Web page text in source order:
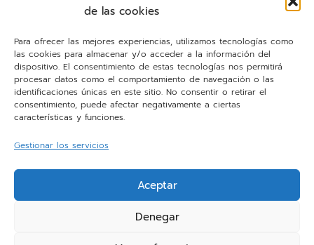
de las cookies
Para ofrecer las mejores experiencias, utilizamos tecnologías como
las cookies para almacenar y/o acceder a la información del
dispositivo. El consentimiento de estas tecnologías nos permitirá
procesar datos como el comportamiento de navegación o las
identificaciones únicas en este sitio. No consentir o retirar el
consentimiento, puede afectar negativamente a ciertas
características y funciones.
Gestionar los servicios
Aceptar
Denegar
Envíanos un e-mail:
cocinas@personalkitchen.es
¡Síguenos!
Facebook